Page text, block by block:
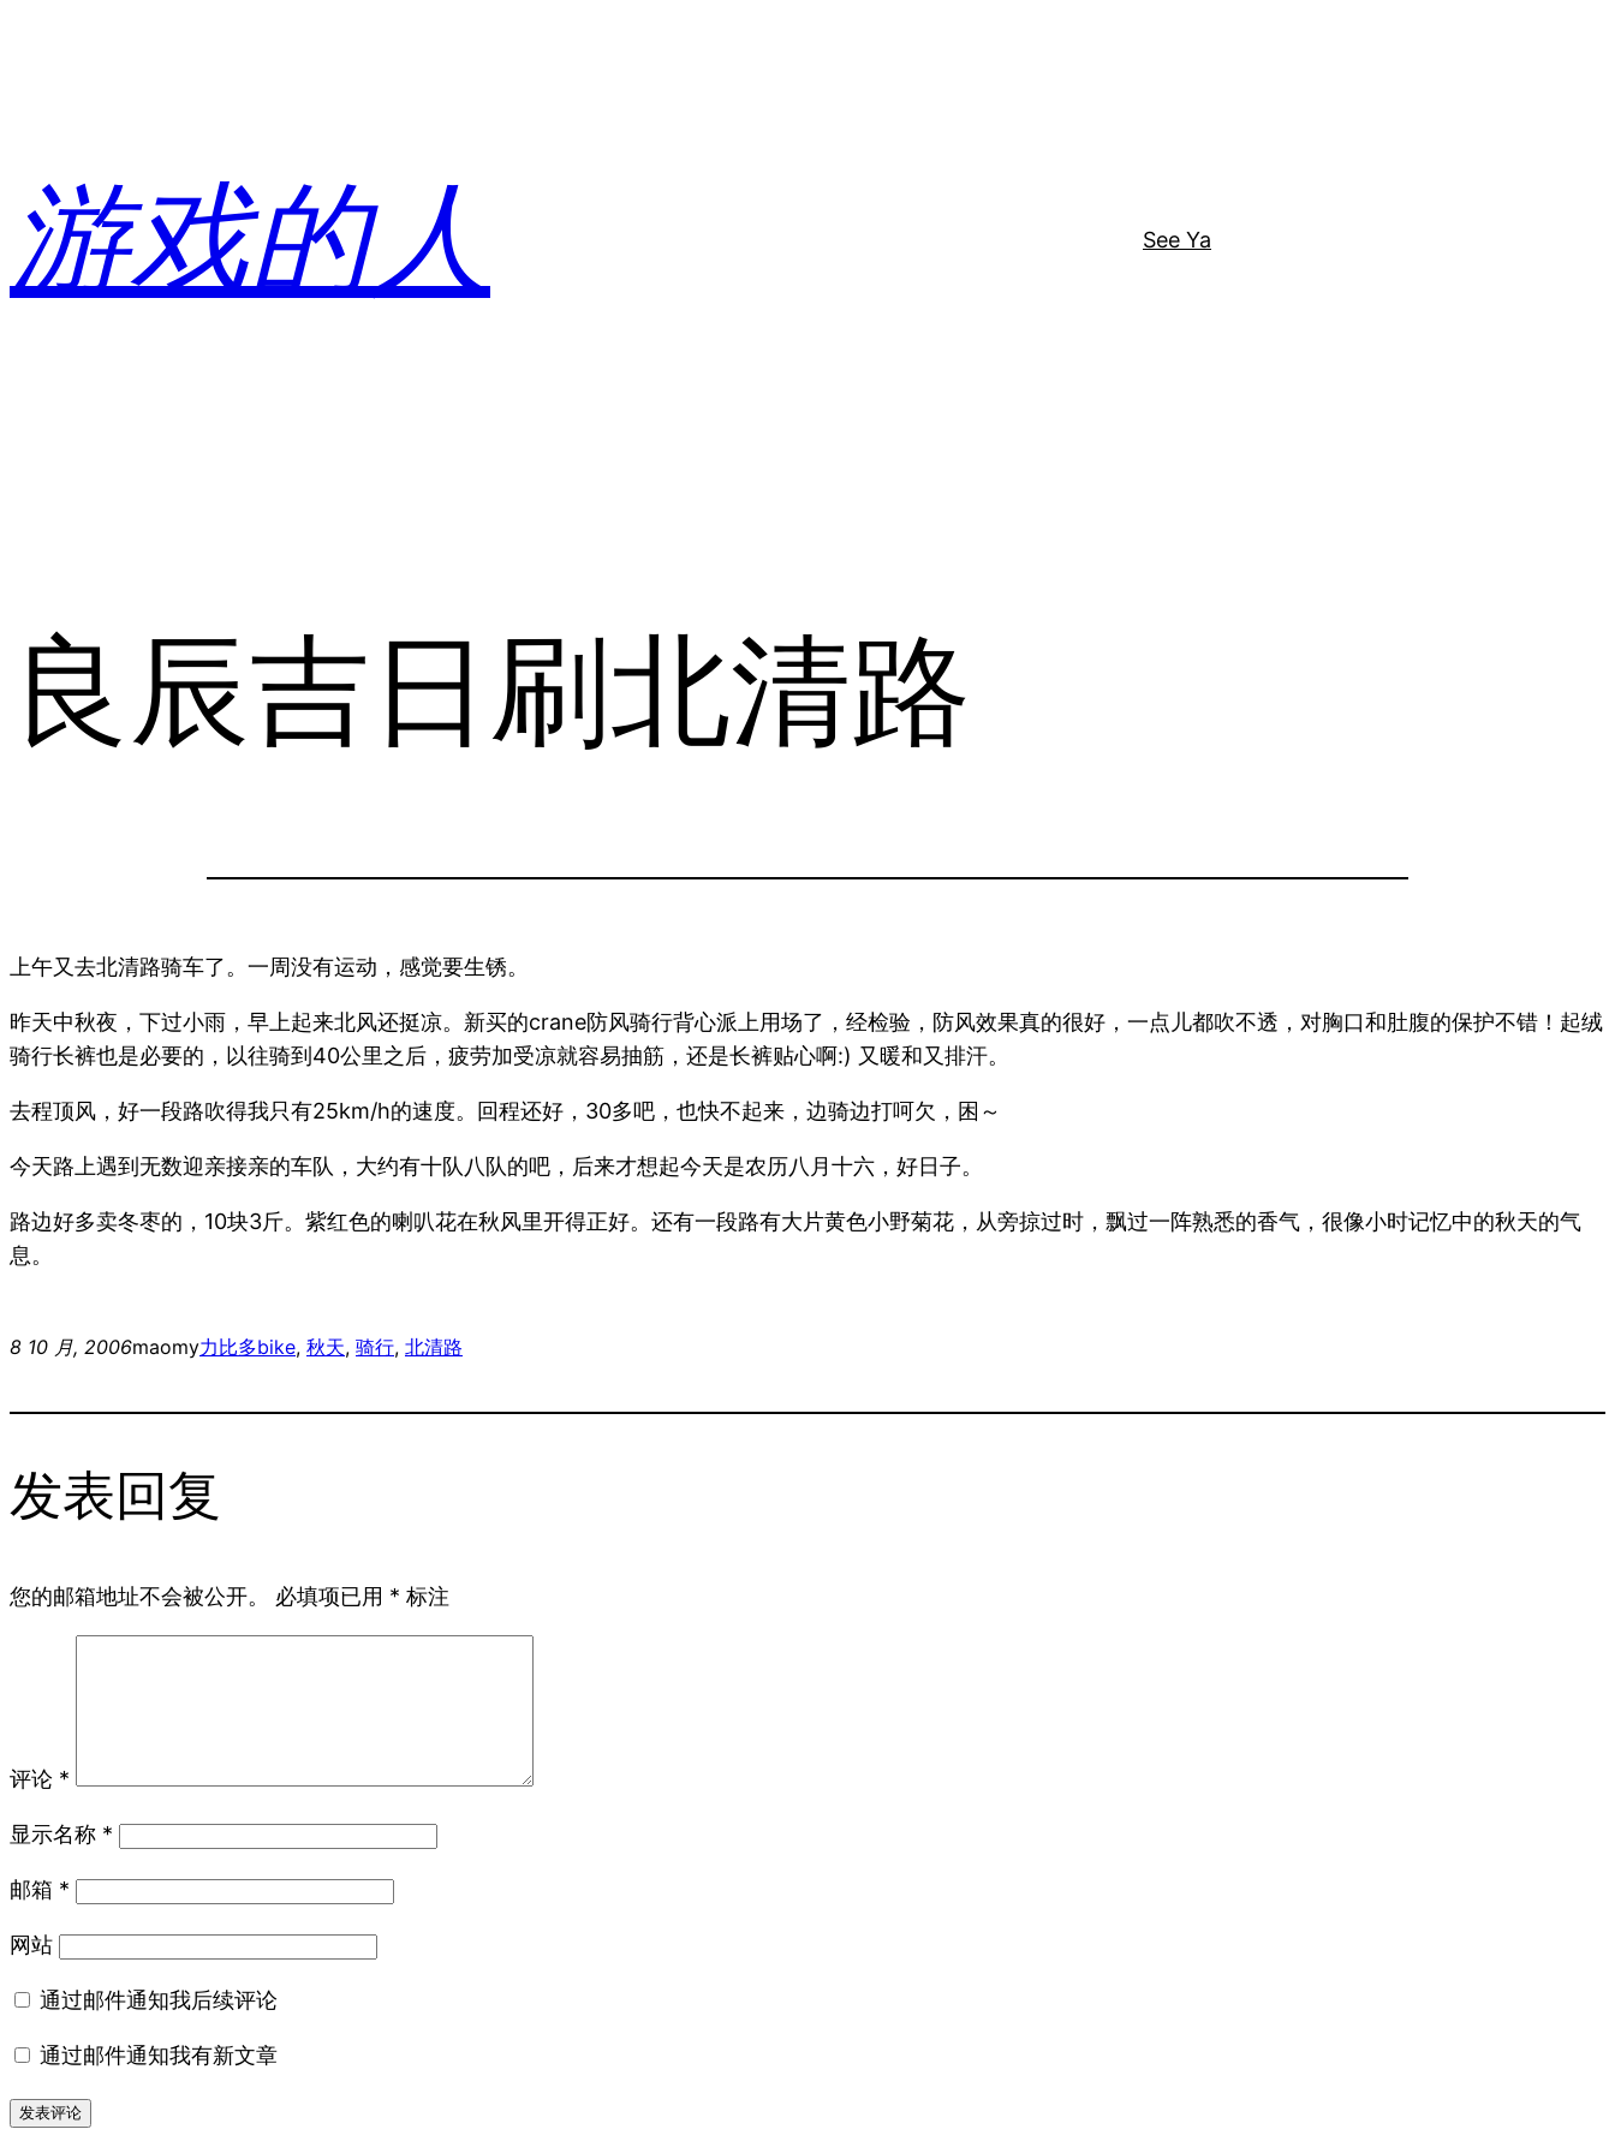
游戏的人 See Ya
良辰吉日刷北清路
上午又去北清路骑车了。一周没有运动，感觉要生锈。
昨天中秋夜，下过小雨，早上起来北风还挺凉。新买的crane防风骑行背心派上用场了，经检验，防风效果真的很好，一点儿都吹不透，对胸口和肚腹的保护不错！起绒
骑行长裤也是必要的，以往骑到40公里之后，疲劳加受凉就容易抽筋，还是长裤贴心啊:) 又暖和又排汗。
去程顶风，好一段路吹得我只有25km/h的速度。回程还好，30多吧，也快不起来，边骑边打呵欠，困～
今天路上遇到无数迎亲接亲的车队，大约有十队八队的吧，后来才想起今天是农历八月十六，好日子。
路边好多卖冬枣的，10块3斤。紫红色的喇叭花在秋风里开得正好。还有一段路有大片黄色小野菊花，从旁掠过时，飘过一阵熟悉的香气，很像小时记忆中的秋天的气
息。
8 10 月, 2006maomy力比多bike, 秋天, 骑行, 北清路
发表回复
您的邮箱地址不会被公开。 必填项已用 * 标注
评论 *
显示名称 *
邮箱 *
网站
通过邮件通知我后续评论
通过邮件通知我有新文章